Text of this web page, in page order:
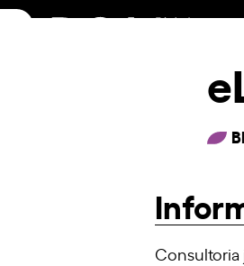
Skip
Consultoria